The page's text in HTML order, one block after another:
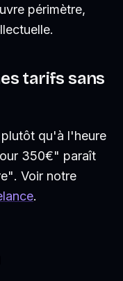
périmètre,
tarifs sans
plutôt qu'à l'heure
350€" paraît
. Voir notre
.